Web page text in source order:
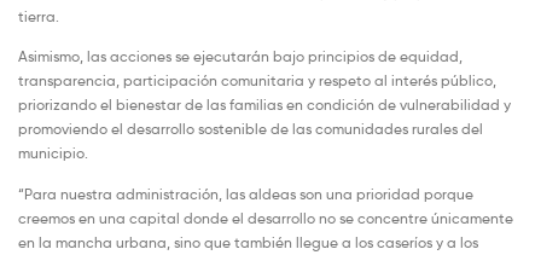
tierra.
Asimismo, las acciones se ejecutarán bajo principios de equidad,
transparencia, participación comunitaria y respeto al interés público,
priorizando el bienestar de las familias en condición de vulnerabilidad y
promoviendo el desarrollo sostenible de las comunidades rurales del
municipio.
“Para nuestra administración, las aldeas son una prioridad porque
creemos en una capital donde el desarrollo no se concentre únicamente
en la mancha urbana, sino que también llegue a los caseríos y a los